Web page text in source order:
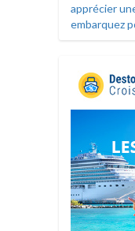
apprécier
embarquez